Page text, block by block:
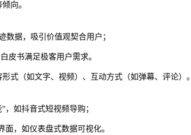
向。
数据，吸引价值观契合用户；
皮书满足极客用户需求。
式（如文字、视频）、互动方式（如弹幕、评论）。
，如抖音式短视频导购；
面，如仪表盘式数据可视化。